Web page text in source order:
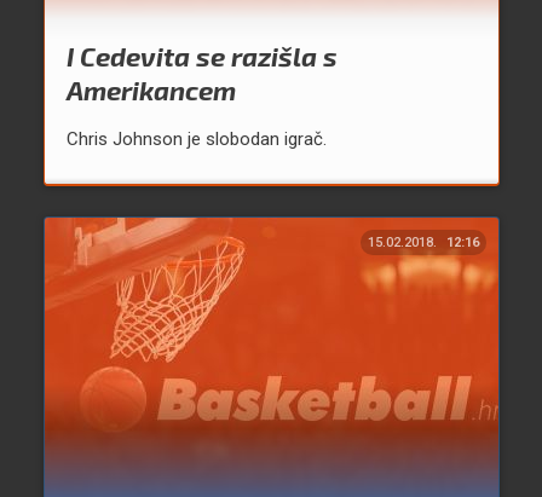
I Cedevita se razišla s
Amerikancem
Chris Johnson je slobodan igrač.
15.02.2018. 12:16